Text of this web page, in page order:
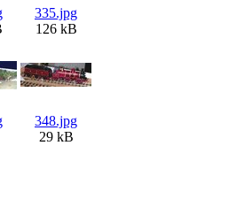
335.jpg
126 kB
348.jpg
29 kB